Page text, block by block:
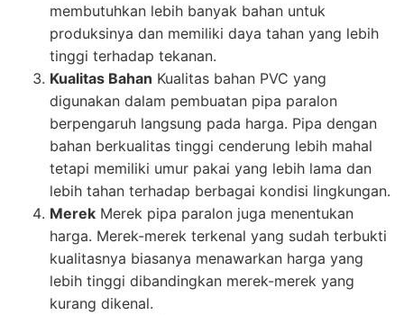
membutuhkan lebih banyak bahan untuk
produksinya dan memiliki daya tahan yang lebih
tinggi terhadap tekanan.
Kualitas Bahan Kualitas bahan PVC yang
digunakan dalam pembuatan pipa paralon
berpengaruh langsung pada harga. Pipa dengan
bahan berkualitas tinggi cenderung lebih mahal
tetapi memiliki umur pakai yang lebih lama dan
lebih tahan terhadap berbagai kondisi lingkungan.
Merek Merek pipa paralon juga menentukan
harga. Merek-merek terkenal yang sudah terbukti
kualitasnya biasanya menawarkan harga yang
lebih tinggi dibandingkan merek-merek yang
kurang dikenal.